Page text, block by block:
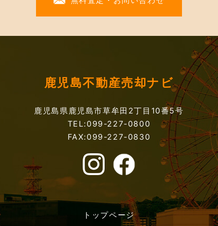
鹿児島不動産売却ナビ
鹿児島県鹿児島市草牟田2丁目10番5号
TEL:099-227-0800
FAX:099-227-0830
トップページ